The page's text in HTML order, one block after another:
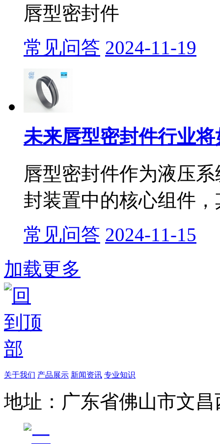
唇型密封件
常见问答 2024-11-19
未来唇型密封件行业
唇型密封件作为液压
封装置中的核心组件
常见问答 2024-11-15
加载更多
关于我们 产品展示 新闻资讯 专业知识
地址：广东省佛山市文